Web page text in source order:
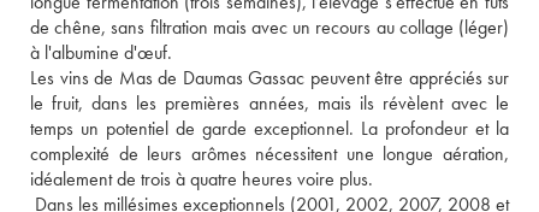
de chêne, sans filtration mais avec un recours au collage (léger)
à l'albumine d'œuf.
Les vins de Mas de Daumas Gassac peuvent être appréciés sur
le fruit, dans les premières années, mais ils révèlent avec le
temps un potentiel de garde exceptionnel. La profondeur et la
complexité de leurs arômes nécessitent une longue aération,
idéalement de trois à quatre heures voire plus.
Dans les millésimes exceptionnels (2001, 2002, 2007, 2008 et